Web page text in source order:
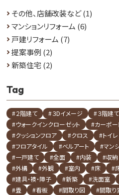
その他、店舗改装など(1)
マンションリフォーム (6)
戸建リフォーム (7)
提案事例 (2)
新築住宅(2)
Tag
#２階建て #３Dイメージ #３階建て
#ウォークインクローゼット
#カーポー
#クッションフロア
#クロス #トイレ
#フロアタイル
#ベルアート #マン
#一戸建て
#全面 #内装 #収納
#外構
#外観 #室内 #床 #
#建具・襖・障子
#新築 #洗面室
#畳
#看板 #間取り図 #間取り